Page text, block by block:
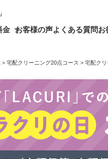
金 お客様の声よくある質問お
宅配クリーニング20点コース 宅配クリ